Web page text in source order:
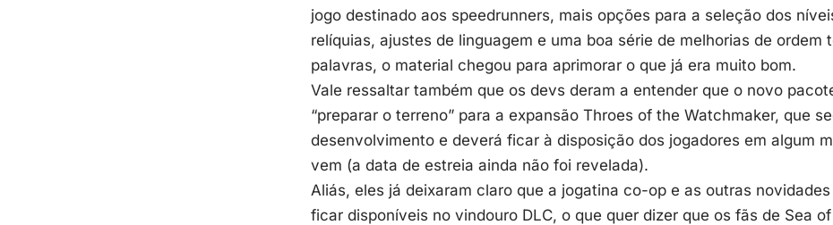
jogo destinado aos speedrunners, mais opções para a seleção dos
relíquias, ajustes de linguagem e uma boa série de melhorias de ordem
palavras, o material chegou para aprimorar o que já era muito bom.
Vale ressaltar também que os devs deram a entender que o novo
“preparar o terreno” para a expansão Throes of the Watchmaker, que
desenvolvimento e deverá ficar à disposição dos jogadores em algum
vem (a data de estreia ainda não foi revelada).
Aliás, eles já deixaram claro que a jogatina co-op e as outras
ficar disponíveis no vindouro DLC, o que quer dizer que os fãs de Sea